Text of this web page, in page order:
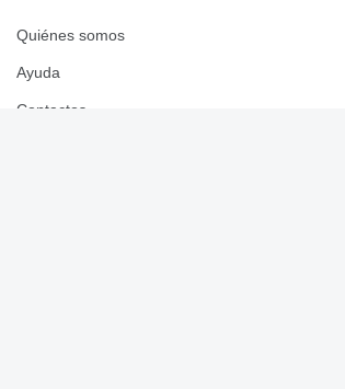
Quiénes somos
Ayuda
Contactos